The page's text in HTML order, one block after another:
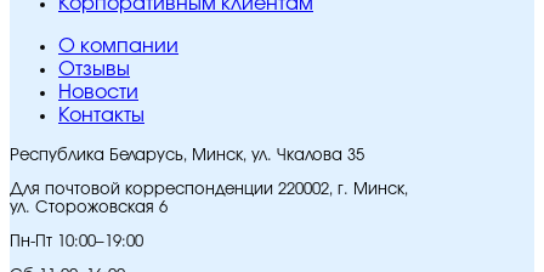
Корпоративным клиентам
O компании
Отзывы
Новости
Контакты
Республика Беларусь, Минск, ул. Чкалова 35
Для почтовой корреспонденции 220002, г. Минск,
ул. Сторожовская 6
Пн-Пт 10:00–19:00